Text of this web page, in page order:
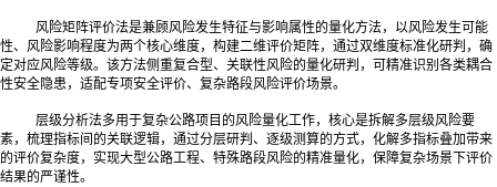
风险矩阵评价法是兼顾风险发生特征与影响属性的量化方法，以风险发生可能
性、风险影响程度为两个核心维度，构建二维评价矩阵，通过双维度标准化研判，确
定对应风险等级。该方法侧重复合型、关联性风险的量化研判，可精准识别各类耦合
性安全隐患，适配专项安全评价、复杂路段风险评价场景。
层级分析法多用于复杂公路项目的风险量化工作，核心是拆解多层级风险要
素，梳理指标间的关联逻辑，通过分层研判、逐级测算的方式，化解多指标叠加带来
的评价复杂度，实现大型公路工程、特殊路段风险的精准量化，保障复杂场景下评价
结果的严谨性。